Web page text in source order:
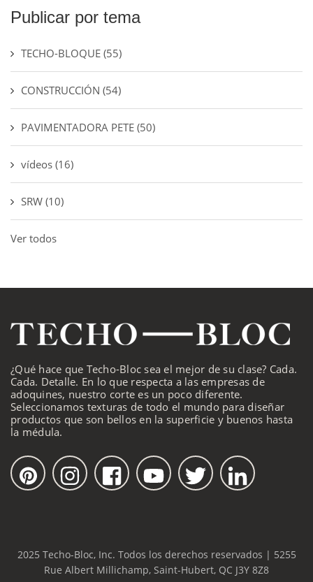
Publicar por tema
TECHO-BLOQUE (55)
CONSTRUCCIÓN (54)
PAVIMENTADORA PETE (50)
vídeos (16)
SRW (10)
Ver todos
¿Qué hace que Techo-Bloc sea el mejor de su clase? Cada.
Cada. Detalle. En lo que respecta a las empresas de
adoquines, nuestro corte es un poco diferente.
Seleccionamos texturas de todo el mundo para diseñar
productos que son bellos en la superficie y buenos hasta
la médula.
2025 Techo-Bloc, Inc. Todos los derechos reservados | 5255
Rue Albert Millichamp, Saint-Hubert, QC J3Y 8Z8